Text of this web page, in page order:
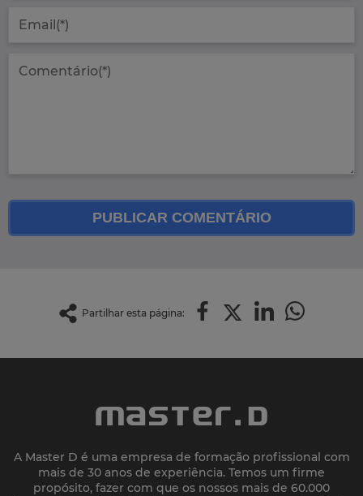
PUBLICAR COMENTÁRIO
Partilhar esta página:
A Master D é uma empresa de formação profissional com
mais de 30 anos de experiência. Temos um firme
propósito, fazer com que os nossos mais de 60.000